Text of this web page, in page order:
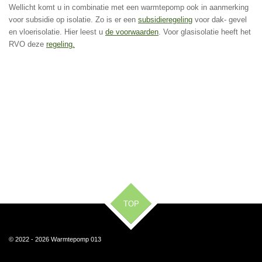
Wellicht komt u in combinatie met een warmtepomp ook in aanmerking
voor subsidie op isolatie. Zo is er een subsidieregeling voor dak- gevel
en vloerisolatie. Hier leest u de voorwaarden. Voor glasisolatie heeft het
RVO deze regeling.
TOP
© 2022 - 2026 Warmtepomp 013